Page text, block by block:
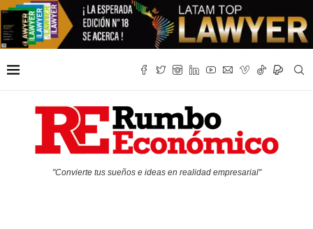
"Convierte tus sueños e ideas en realidad empresarial"